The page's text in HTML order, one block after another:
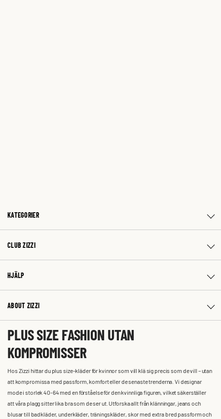
KATEGORIER
CLUB ZIZZI
HJÄLP
ABOUT ZIZZI
PLUS SIZE FASHION UTAN
KOMPROMISSER
Hos Zizzi hittar du plus size-kläder för kvinnor som vill klä sig precis som de vill – utan
att kompromissa med passform, komfort eller de senaste trenderna. Vi designar
mode i storlek 40-64 med en förståelse för den kvinnliga figuren, vilket säkerställer
att våra plagg sitter lika bra som de ser ut. Utforska allt från klänningar, jeans och
blusar till badkläder, underkläder, träningskläder, skor med extra bred passform och